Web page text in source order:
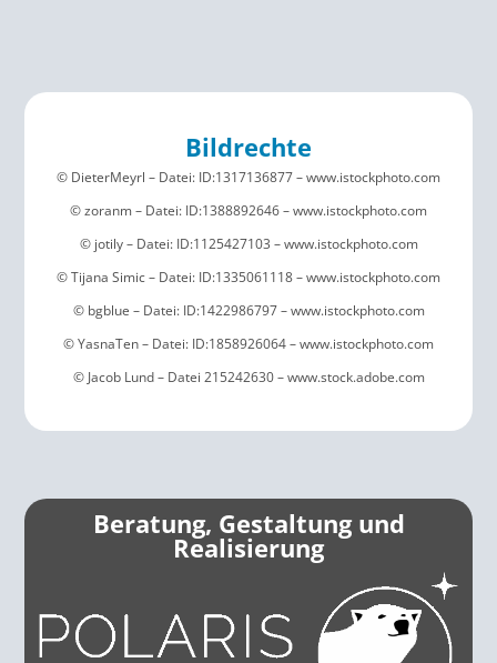
Bildrechte
© DieterMeyrl – Datei: ID:1317136877 – www.istockphoto.com
© zoranm – Datei: ID:1388892646 – www.istockphoto.com
© jotily – Datei: ID:1125427103 – www.istockphoto.com
© Tijana Simic – Datei: ID:1335061118 – www.istockphoto.com
© bgblue – Datei: ID:1422986797 – www.istockphoto.com
© YasnaTen – Datei: ID:1858926064 – www.istockphoto.com
© Jacob Lund – Datei 215242630 – www.stock.adobe.com
Beratung, Gestaltung und
Realisierung